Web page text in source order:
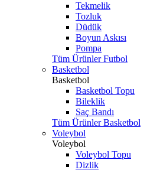
Tekmelik
Tozluk
Düdük
Boyun Askısı
Pompa
Tüm Ürünler Futbol
Basketbol
Basketbol
Basketbol Topu
Bileklik
Saç Bandı
Tüm Ürünler Basketbol
Voleybol
Voleybol
Voleybol Topu
Dizlik